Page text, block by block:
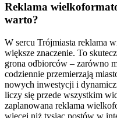
Reklama
warto?
W sercu Trójmiasta reklama
większe znaczenie. To
grona odbiorców – zarówno
codziennie przemierzają
nowych inwestycji i
liczy się przede wszystkim
zaplanowana reklama
więcej niż tysiąc postów w